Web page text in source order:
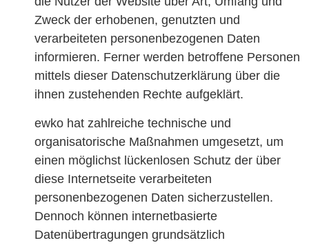
Zweck der erhobenen, genutzten und
verarbeiteten personenbezogenen Daten
informieren. Ferner werden betroffene Personen
mittels dieser Datenschutzerklärung über die
ihnen zustehenden Rechte aufgeklärt.
ewko hat zahlreiche technische und
organisatorische Maßnahmen umgesetzt, um
einen möglichst lückenlosen Schutz der über
diese Internetseite verarbeiteten
personenbezogenen Daten sicherzustellen.
Dennoch können internetbasierte
Datenübertragungen grundsätzlich